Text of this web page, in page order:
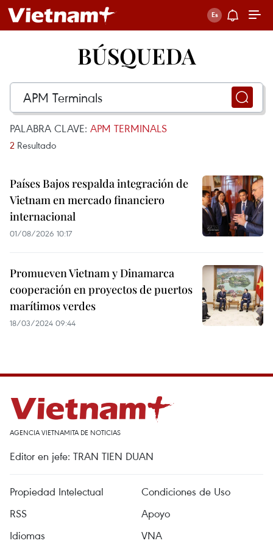
BÚSQUEDA
PALABRA CLAVE: APM TERMINALS
2 Resultado
Países Bajos respalda integración de
Vietnam en mercado financiero
internacional
01/08/2026 10:17
Promueven Vietnam y Dinamarca
cooperación en proyectos de puertos
marítimos verdes
18/03/2024 09:44
AGENCIA VIETNAMITA DE NOTICIAS
Editor en jefe: TRAN TIEN DUAN
Propiedad Intelectual
Condiciones de Uso
RSS
Apoyo
Idiomas
VNA